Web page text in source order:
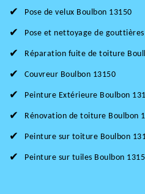
Pose de velux Boulbon 13150
Pose et nettoyage de
Réparation fuite de toiture
Couvreur Boulbon 13150
Peinture Extérieure Boulbon
Rénovation de toiture Boulbon
Peinture sur toiture Boulbon
Peinture sur tuiles Boulbon